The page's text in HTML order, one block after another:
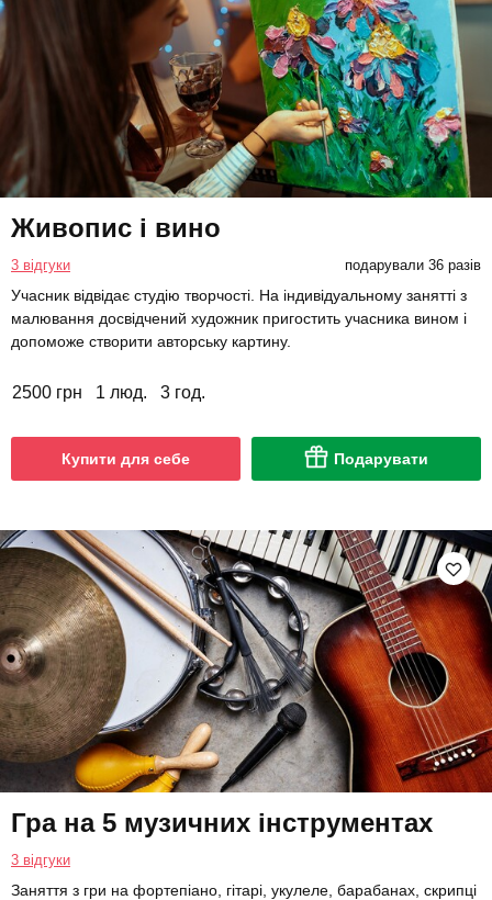
Живопис і вино
3 відгуки подарували 36 разів
Учасник відвідає студію творчості. На індивідуальному занятті з
малювання досвідчений художник пригостить учасника вином і
допоможе створити авторську картину.
2500 грн 1 люд. 3 год.
Купити для себе Подарувати
Гра на 5 музичних інструментах
3 відгуки
Заняття з гри на фортепіано, гітарі, укулеле, барабанах, скрипці